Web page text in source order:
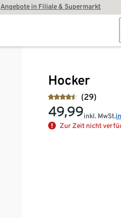
Angebote in Filiale & Supermarkt
Hocker
(29)
49,99inkl. MwSt.
Zur Zeit nicht